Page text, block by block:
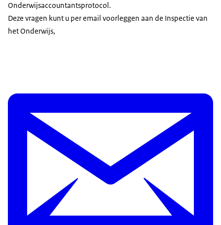
Onderwijsaccountantsprotocol.
Deze vragen kunt u per email voorleggen aan de Inspectie van
het Onderwijs,